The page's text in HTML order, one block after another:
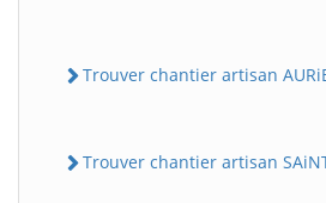
Trouver chantier artisan
Trouver chantier artisan